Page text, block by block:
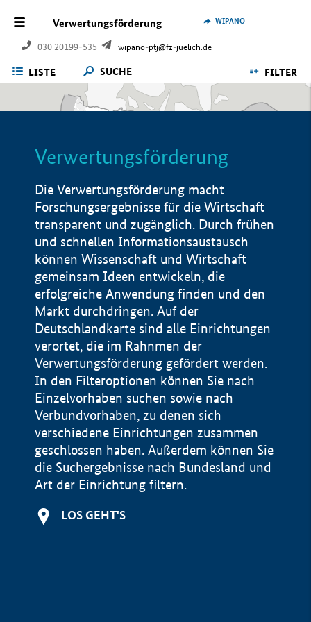
Verwertungsförderung
030 20199-535 wipano-ptj@fz-juelich.de
WIPANO
LISTE SUCHE FILTER
Verwertungsförderung
Die Verwertungsförderung macht
Forschungsergebnisse für die Wirtschaft
transparent und zugänglich. Durch frühen
und schnellen Informationsaustausch
können Wissenschaft und Wirtschaft
gemeinsam Ideen entwickeln, die
erfolgreiche Anwendung finden und den
Markt durchdringen. Auf der
Deutschlandkarte sind alle Einrichtungen
verortet, die im Rahnmen der
Verwertungsförderung gefördert werden.
In den Filteroptionen können Sie nach
Einzelvorhaben suchen sowie nach
Verbundvorhaben, zu denen sich
verschiedene Einrichtungen zusammen
geschlossen haben. Außerdem können Sie
die Suchergebnisse nach Bundesland und
Art der Einrichtung filtern.
LOS GEHT'S